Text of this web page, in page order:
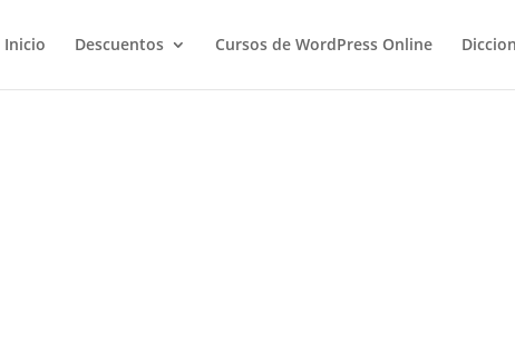
Inicio Descuentos Cursos de WordPress Online